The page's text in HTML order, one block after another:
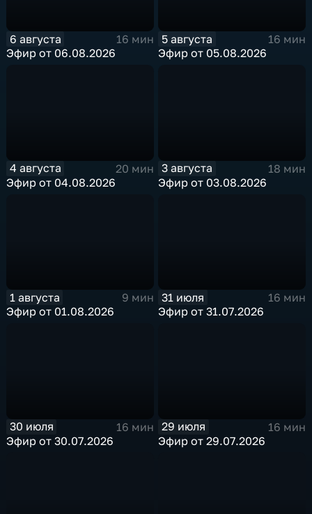
6 августа
16 мин
Эфир от 06.08.2026
5 августа
16 мин
Эфир от 05.08.2026
4 августа
20 мин
Эфир от 04.08.2026
3 августа
18 мин
Эфир от 03.08.2026
1 августа
9 мин
Эфир от 01.08.2026
31 июля
16 мин
Эфир от 31.07.2026
30 июля
16 мин
Эфир от 30.07.2026
29 июля
16 мин
Эфир от 29.07.2026